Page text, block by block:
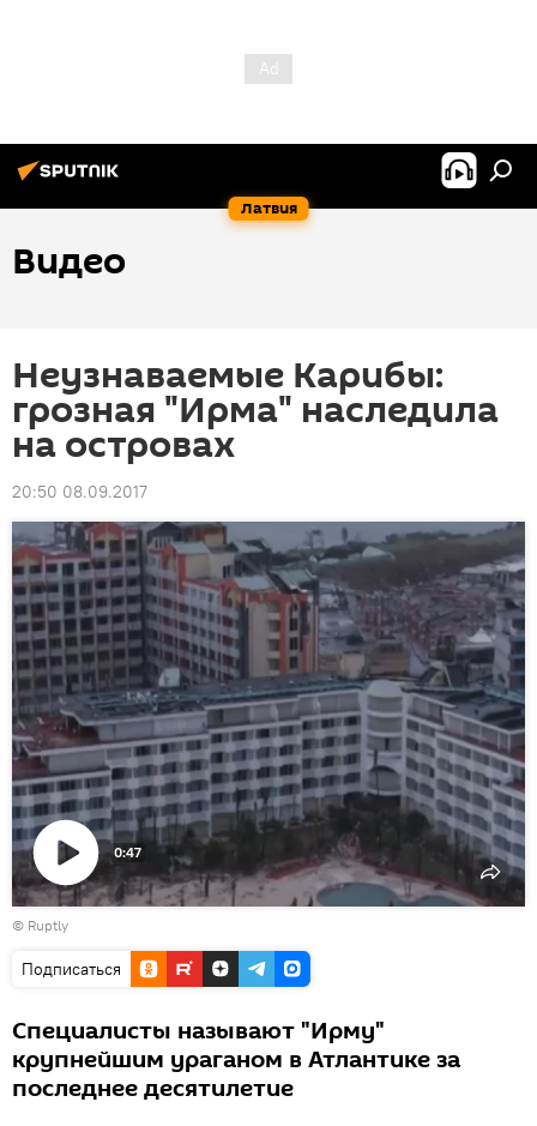
Латвия
Видео
Неузнаваемые Карибы:
грозная "Ирма" наследила
на островах
20:50 08.09.2017
Воспроизвести
видео
0:47
© Ruptly
Подписаться
Специалисты называют "Ирму"
крупнейшим ураганом в Атлантике за
последнее десятилетие